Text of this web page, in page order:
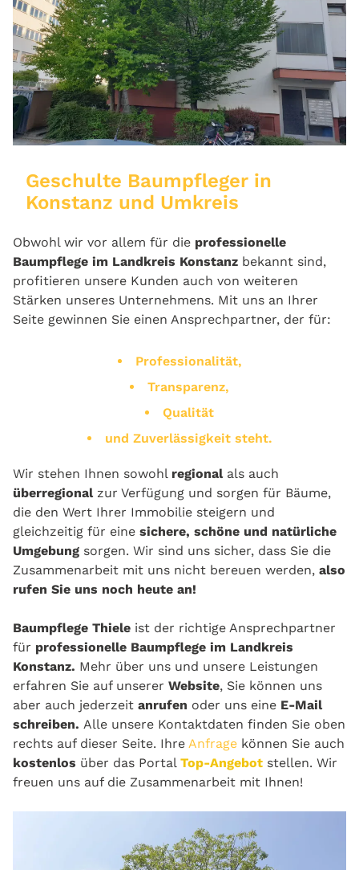
Geschulte Baumpfleger in
Konstanz und Umkreis
Obwohl wir vor allem für die professionelle
Baumpflege im Landkreis Konstanz bekannt sind,
profitieren unsere Kunden auch von weiteren
Stärken unseres Unternehmens. Mit uns an Ihrer
Seite gewinnen Sie einen Ansprechpartner, der für:
Professionalität,
Transparenz,
Qualität
und Zuverlässigkeit steht.
Wir stehen Ihnen sowohl regional als auch
überregional zur Verfügung und sorgen für Bäume,
die den Wert Ihrer Immobilie steigern und
gleichzeitig für eine sichere, schöne und natürliche
Umgebung sorgen. Wir sind uns sicher, dass Sie die
Zusammenarbeit mit uns nicht bereuen werden, also
rufen Sie uns noch heute an!
Baumpflege Thiele ist der richtige Ansprechpartner
für professionelle Baumpflege im Landkreis
Konstanz. Mehr über uns und unsere Leistungen
erfahren Sie auf unserer Website, Sie können uns
aber auch jederzeit anrufen oder uns eine E-Mail
schreiben. Alle unsere Kontaktdaten finden Sie oben
rechts auf dieser Seite. Ihre Anfrage können Sie auch
kostenlos über das Portal Top-Angebot stellen. Wir
freuen uns auf die Zusammenarbeit mit Ihnen!